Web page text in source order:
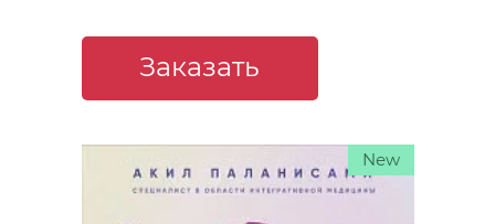
Заказать
New